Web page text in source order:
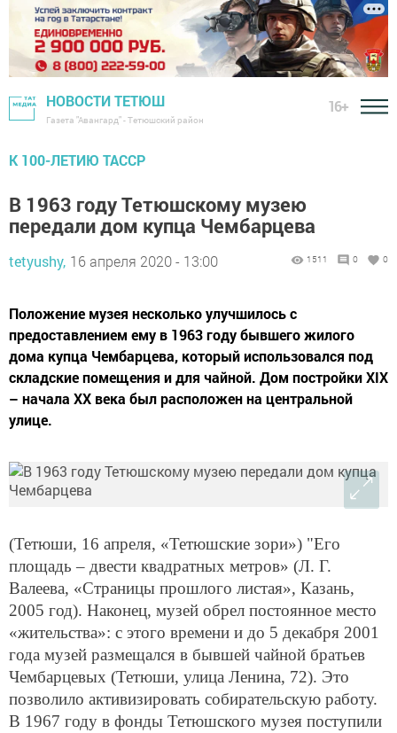
НОВОСТИ ТЕТЮШ
Газета "Авангард" - Тетюшский район
16+
К 100-ЛЕТИЮ ТАССР
В 1963 году Тетюшскому музею
передали дом купца Чембарцева
tetyushy, 16 апреля 2020 - 13:00 1511 0 0
Положение музея несколько улучшилось с
предоставлением ему в 1963 году бывшего жилого
дома купца Чембарцева, который использовался под
складские помещения и для чайной. Дом постройки XIX
– начала XX века был расположен на центральной
улице.
(Тетюши, 16 апреля, «Тетюшские зори») "Его
площадь – двести квадратных метров» (Л. Г.
Валеева, «Страницы прошлого листая», Казань,
2005 год). Наконец, музей обрел постоянное место
«жительства»: с этого времени и до 5 декабря 2001
года музей размещался в бывшей чайной братьев
Чембарцевых (Тетюши, улица Ленина, 72). Это
позволило активизировать собирательскую работу.
В 1967 году в фонды Тетюшского музея поступили